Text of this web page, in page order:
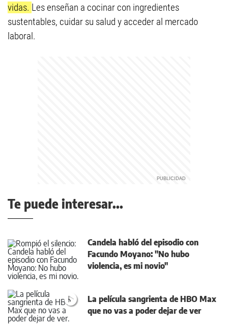
vidas. Les enseñan a cocinar con ingredientes
sustentables, cuidar su salud y acceder al mercado
laboral.
Te puede interesar...
Candela habló del episodio con
Facundo Moyano: "No hubo
violencia, es mi novio"
La película sangrienta de HBO Max
que no vas a poder dejar de ver